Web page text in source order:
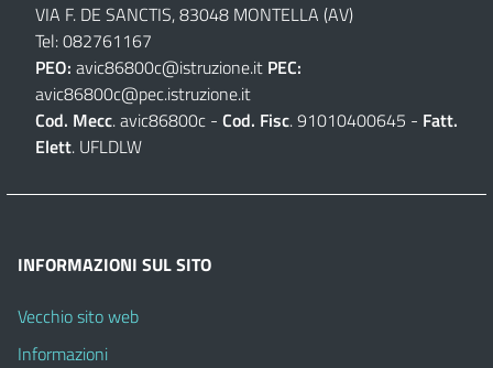
VIA F. DE SANCTIS, 83048 MONTELLA (AV)
Tel: 082761167
PEO: avic86800c@istruzione.it PEC:
avic86800c@pec.istruzione.it
Cod. Mecc. avic86800c - Cod. Fisc. 91010400645 - Fatt.
Elett. UFLDLW
INFORMAZIONI SUL SITO
Vecchio sito web
Informazioni